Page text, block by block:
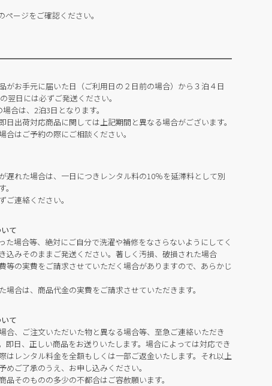
ージをご確認ください。
がお手元に届いた日（ご利用日の２日前の場合）から３泊４日
翌日には必ずご発送ください。
合は、2泊3日となります。
出荷対応商品に関しては上記期間と異なる場合がございます。
はご予約の際にご相談ください。
遅れた場合は、一日につきレンタル料の10％を延滞料として別
連絡ください。
て
た場合等、絶対にご自分で洗濯や補修をなさらないようにしてく
込みそのままご発送ください。著しく汚損、破損された場合
等の実費をご請求させていただく場合がありますので、あらかじ
合は、商品代金の実費をご請求させていただきます。
て
合、ご注文いただいた物と異なる場合等、至急ご連絡いただき
即日、正しい商品をお送りいたします。場合によっては対応でき
はレンタル料金を全額もしくは一部ご返金いたします。それ以上
めご了承のうえ、お申し込みください。
そのものの多少の不都合はご容赦願います。